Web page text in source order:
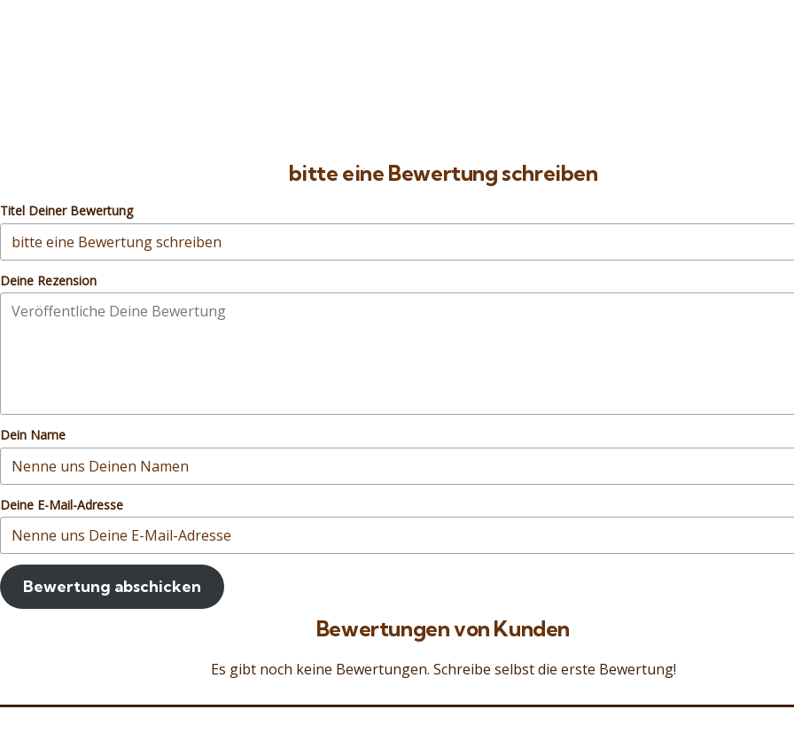
bitte eine Bewertung schreiben
Titel Deiner Bewertung
Deine Rezension
Dein Name
Deine E-Mail-Adresse
Bewertung abschicken
Bewertungen von Kunden
Es gibt noch keine Bewertungen. Schreibe selbst die erste Bewertung!